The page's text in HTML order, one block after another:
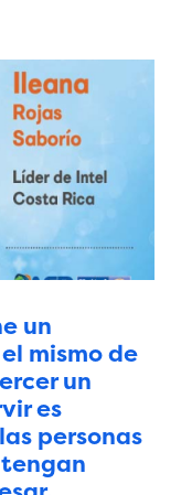
un
mismo de
un
es
personas